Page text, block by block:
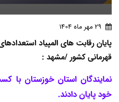
29 مهر ماه 1404
پایان رقابت های المپیاد
قهرمانی کشور /مشهد :
نمایندگان استان خوزستان با
خود پایان دادند.